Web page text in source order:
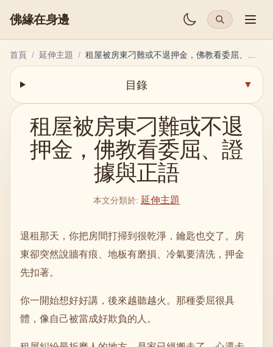
佛緣在身邊
首頁 / 延伸主題 /
目錄 ▼
租屋被房東刁難或不退
押金，佛教看委屈、證
據與正語
本文分類於: 延伸主題
退租那天，你把房間打掃到很乾淨，鑰匙也交了。房
東卻突然說牆有痕、地板有磨損、冷氣要清洗，押金
先扣著。
你一開始想好好講，後來越聽越火。那種委屈很具
體，像自己被當成好欺負的人。